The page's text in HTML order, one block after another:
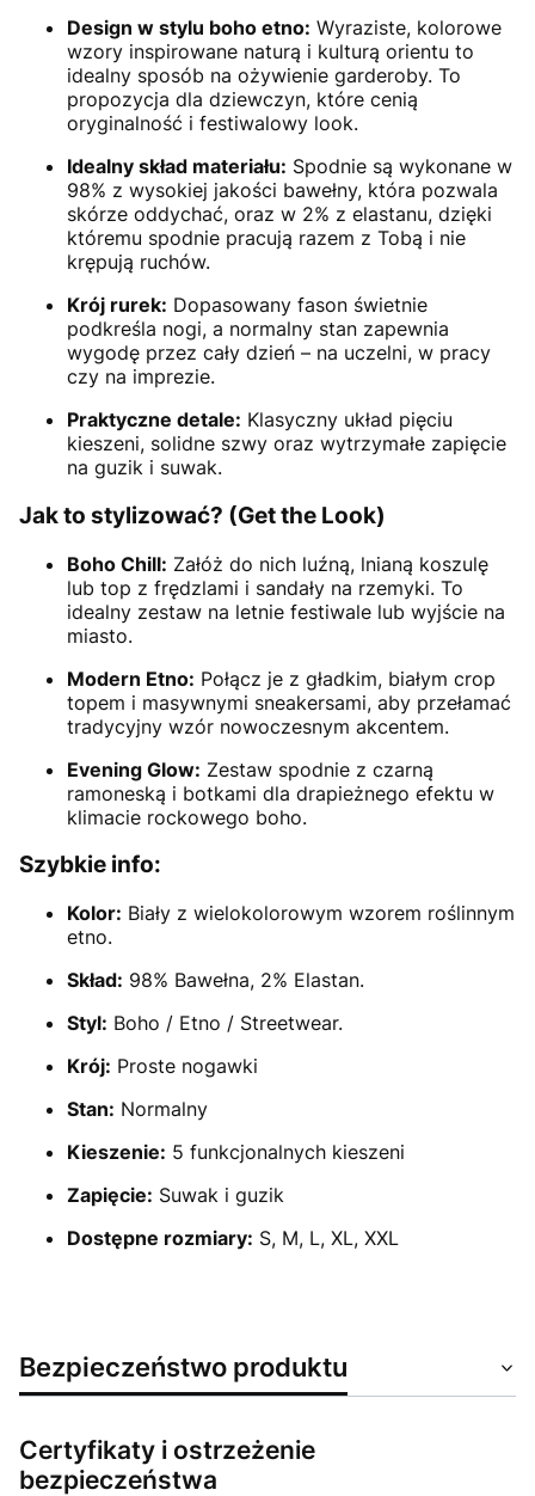
Design w stylu boho etno: Wyraziste, kolorowe
wzory inspirowane naturą i kulturą orientu to
idealny sposób na ożywienie garderoby. To
propozycja dla dziewczyn, które cenią
oryginalność i festiwalowy look.
Idealny skład materiału: Spodnie są wykonane w
98% z wysokiej jakości bawełny, która pozwala
skórze oddychać, oraz w 2% z elastanu, dzięki
któremu spodnie pracują razem z Tobą i nie
krępują ruchów.
Krój rurek: Dopasowany fason świetnie
podkreśla nogi, a normalny stan zapewnia
wygodę przez cały dzień – na uczelni, w pracy
czy na imprezie.
Praktyczne detale: Klasyczny układ pięciu
kieszeni, solidne szwy oraz wytrzymałe zapięcie
na guzik i suwak.
Jak to stylizować? (Get the Look)
Boho Chill: Załóż do nich luźną, lnianą koszulę
lub top z frędzlami i sandały na rzemyki. To
idealny zestaw na letnie festiwale lub wyjście na
miasto.
Modern Etno: Połącz je z gładkim, białym crop
topem i masywnymi sneakersami, aby przełamać
tradycyjny wzór nowoczesnym akcentem.
Evening Glow: Zestaw spodnie z czarną
ramoneską i botkami dla drapieżnego efektu w
klimacie rockowego boho.
Szybkie info:
Kolor: Biały z wielokolorowym wzorem roślinnym
etno.
Skład: 98% Bawełna, 2% Elastan.
Styl: Boho / Etno / Streetwear.
Krój: Proste nogawki
Stan: Normalny
Kieszenie: 5 funkcjonalnych kieszeni
Zapięcie: Suwak i guzik
Dostępne rozmiary: S, M, L, XL, XXL
Bezpieczeństwo produktu
Certyfikaty i ostrzeżenie
bezpieczeństwa